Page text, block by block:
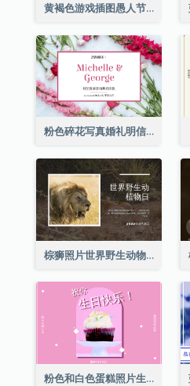
黄褐色游戏插图愚人节明信片
粉色碎花写真婚礼明信片
棕狮照片世界野生动物日明信片
粉色和白色蛋糕照片生日明信片